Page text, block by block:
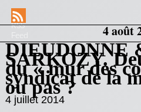
RSS
Feed
4 août
DIEUDONNE
SARKOZY.
du « mur des
syndicat de la
ou pas ?
4 juillet 2014